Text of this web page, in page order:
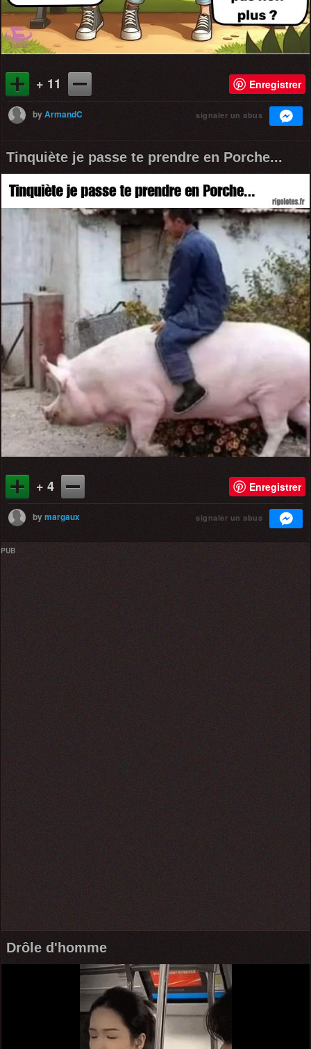
+ 11 Enregistrer
byArmandC signaler un abus
Tinquiète je passe te prendre en Porche...
+ 4 Enregistrer
bymargaux signaler un abus
PUB
Drôle d'homme